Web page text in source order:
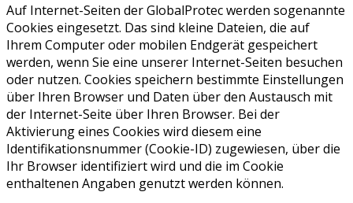
Auf Internet-Seiten der GlobalProtec werden sogenannte
Cookies eingesetzt. Das sind kleine Dateien, die auf
Ihrem Computer oder mobilen Endgerät gespeichert
werden, wenn Sie eine unserer Internet-Seiten besuchen
oder nutzen. Cookies speichern bestimmte Einstellungen
über Ihren Browser und Daten über den Austausch mit
der Internet-Seite über Ihren Browser. Bei der
Aktivierung eines Cookies wird diesem eine
Identifikationsnummer (Cookie-ID) zugewiesen, über die
Ihr Browser identifiziert wird und die im Cookie
enthaltenen Angaben genutzt werden können.